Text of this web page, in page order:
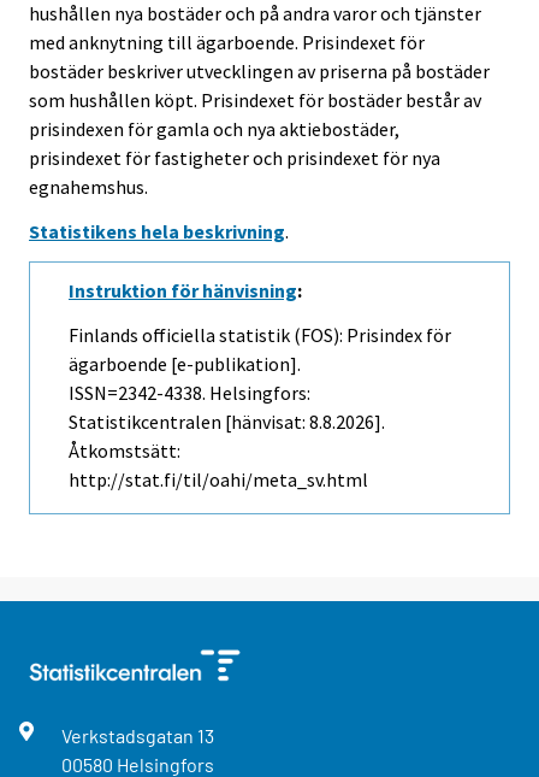
hushållen nya bostäder och på andra varor och tjänster
med anknytning till ägarboende. Prisindexet för
bostäder beskriver utvecklingen av priserna på bostäder
som hushållen köpt. Prisindexet för bostäder består av
prisindexen för gamla och nya aktiebostäder,
prisindexet för fastigheter och prisindexet för nya
egnahemshus.
Statistikens hela beskrivning.
Instruktion för hänvisning:
Finlands officiella statistik (FOS): Prisindex för
ägarboende [e-publikation].
ISSN=2342-4338. Helsingfors:
Statistikcentralen [hänvisat: 8.8.2026].
Åtkomstsätt:
http://stat.fi/til/oahi/meta_sv.html
Verkstadsgatan 13
00580 Helsingfors